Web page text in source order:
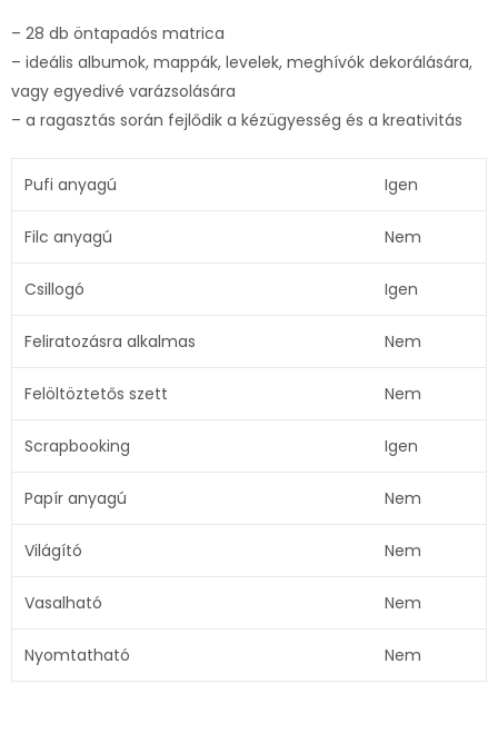
– 28 db öntapadós matrica
– ideális albumok, mappák, levelek, meghívók dekorálására,
vagy egyedivé varázsolására
– a ragasztás során fejlődik a kézügyesség és a kreativitás
Pufi anyagú Igen
Filc anyagú Nem
Csillogó Igen
Feliratozásra alkalmas Nem
Felöltöztetős szett Nem
Scrapbooking Igen
Papír anyagú Nem
Világító Nem
Vasalható Nem
Nyomtatható Nem